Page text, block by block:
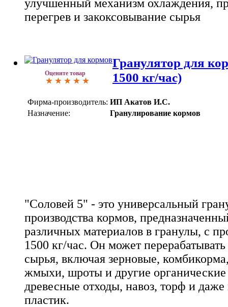
улучшенный механизм охлаждения,
перегрев и закоксовывание сырья
Оцените товар
Гранулятор для
1500 кг/час)
Фирма-производитель: ИП Акатов И.С.
Назначение:
Гранулирование кормов
"Соловей 5" - это универсальный
производства кормов,
различных материалов в гранулы, с
1500 кг/час. Он может
сырья, включая зерновые,
жмыхи, шроты и другие
древесные отходы, навоз, торф и
пластик.